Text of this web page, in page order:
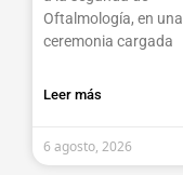
Oftalmología, en una
ceremonia cargada
Leer más
6 agosto, 2026